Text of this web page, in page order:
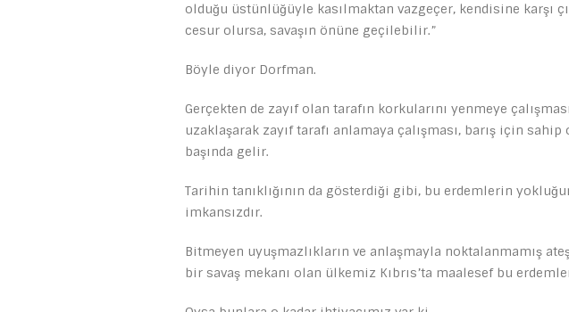
olduğu üstünlüğüyle kasılmaktan vazgeçer, kendisine karşı
cesur olursa, savaşın önüne geçilebilir.”
Böyle diyor Dorfman.
Gerçekten de zayıf olan tarafın korkularını yenmeye
uzaklaşarak zayıf tarafı anlamaya çalışması, barış için
başında gelir.
Tarihin tanıklığının da gösterdiği gibi, bu erdemlerin
imkansızdır.
Bitmeyen uyuşmazlıkların ve anlaşmayla noktalanmamış
bir savaş mekanı olan ülkemiz Kıbrıs’ta maalesef bu